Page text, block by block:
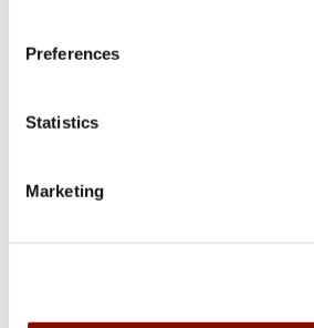
Preferences
Statistics
Marketing
T1x MTR
Från 10 999 kr